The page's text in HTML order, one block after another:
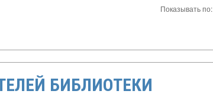
Показывать по:
БИБЛИОТЕКИ